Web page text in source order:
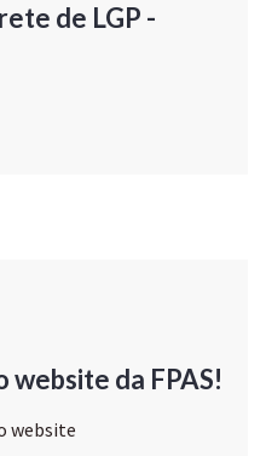
de LGP -
website da FPAS!
website